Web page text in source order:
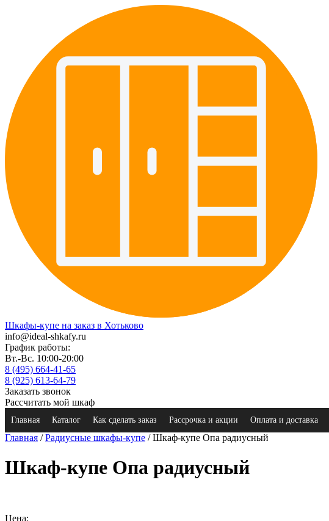
Шкафы-купе на заказ в Хотьково
info@ideal-shkafy.ru
График работы:
Вт.-Вс. 10:00-20:00
8 (495) 664-41-65
8 (925) 613-64-79
Заказать звонок
Рассчитать мой шкаф
Главная Каталог Как сделать заказ Рассрочка и акции Оплата и доставка
Главная /Радиусные шкафы-купе / Шкаф-купе Опа радиусный
Шкаф-купе Опа радиусный
Цена: